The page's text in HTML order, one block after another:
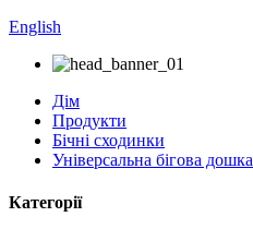
English
Дім
Продукти
Бічні сходинки
Універсальна бігова дошка
Категорії